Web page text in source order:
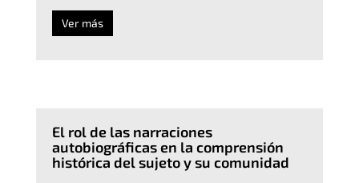
Ver más
El rol de las narraciones
autobiográficas en la comprensión
histórica del sujeto y su comunidad